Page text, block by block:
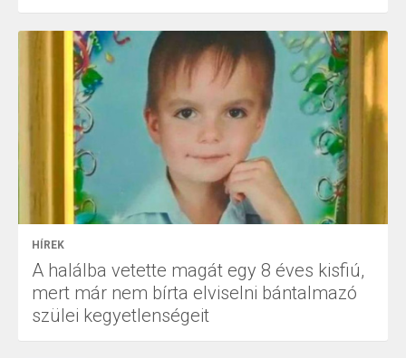
HÍREK
A halálba vetette magát egy 8 éves kisfiú,
mert már nem bírta elviselni bántalmazó
szülei kegyetlenségeit